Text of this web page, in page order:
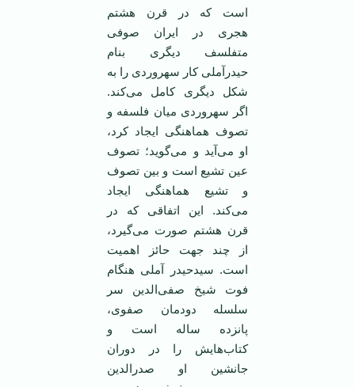
است که در قرن هشتم
هجری در ایران صوفی
متفلسف دیگری بنام
حیدرآملی کار سهروردی را به
شکل دیگری کامل می‌کند.
اگر سهروردی میان فلسفه و
تصوف هماهنگی ایجاد کرد،
او می‌آید و می‌گوید؛ تصوف
عین تشیع است و بین تصوف
و تشیع هماهنگی ایجاد
می‌کند. این اتفاقی که در
قرن هشتم صورت می‌گیرد،
از چند جهت حائز اهمیت
است. سیدحیدر آملی هنگام
فوت شیخ صفی‌الدین سر
سلسله دودمان صفوی،
پانزده ساله است و
کتاب‌هایش را در دوران
جانشین او صدرالدین